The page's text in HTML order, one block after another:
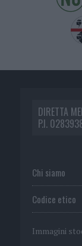
DIRETTA
P.I.
Chi siamo
Codice etico
Immagini